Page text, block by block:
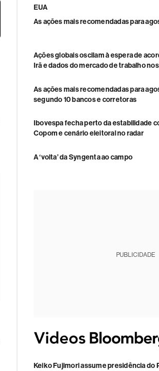
EUA
As ações mais recomendadas para
Ações globais oscilam à espera de
Irã e dados do mercado de trabalho
As ações mais recomendadas para
segundo 10 bancos e corretoras
Ibovespa fecha perto da estabilidade
Copom e cenário eleitoral no radar
A ‘volta’ da Syngenta ao campo
PUBLICIDADE
Keiko Fujimori assume presidência do